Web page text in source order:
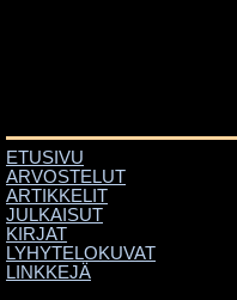
ETUSIVU
ARVOSTELUT
ARTIKKELIT
JULKAISUT
KIRJAT
LYHYTELOKUVAT
LINKKEJÄ